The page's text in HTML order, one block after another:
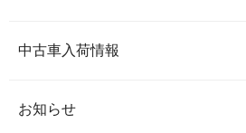
中古車入荷情報
お知らせ